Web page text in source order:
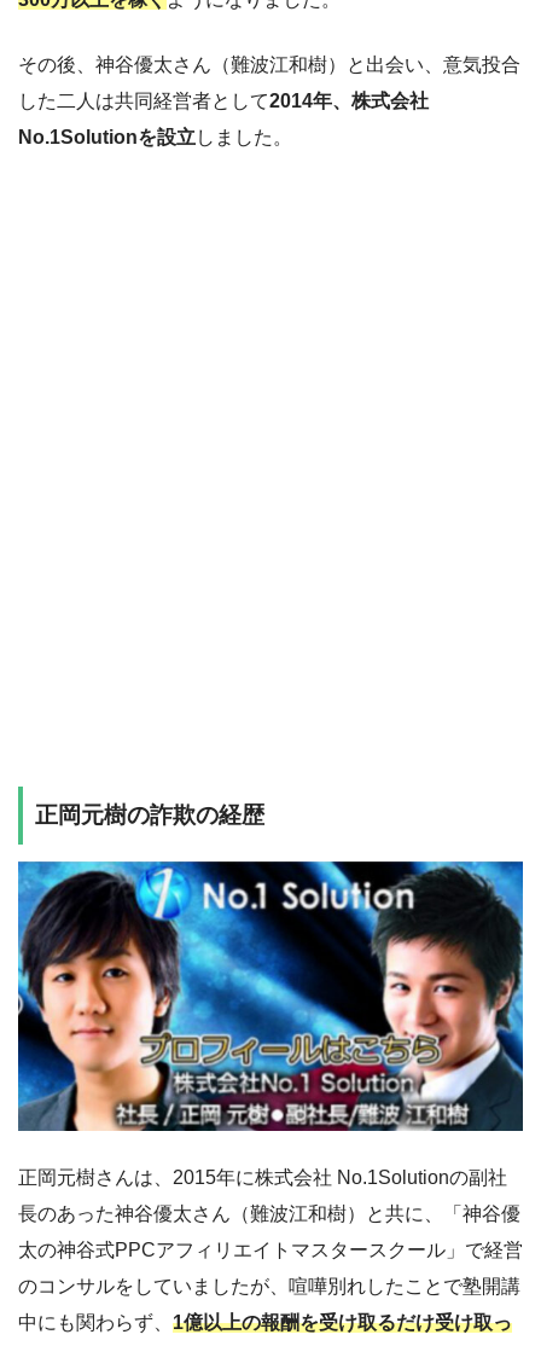
その後、神谷優太さん（難波江和樹）と出会い、意気投合
した二人は共同経営者として2014年、株式会社
No.1Solutionを設立 しました。
正岡元樹の詐欺の経歴
正岡元樹さんは、2015年に株式会社 No.1Solutionの副社
長のあった神谷優太さん（難波江和樹）と共に、「神谷優
太の神谷式PPCアフィリエイトマスタースクール」で経営
のコンサルをしていましたが、喧嘩別れしたことで塾開講
中にも関わらず、 1億以上の報酬を受け取るだけ受け取っ